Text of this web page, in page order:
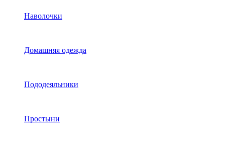
Наволочки
Домашняя одежда
Пододеяльники
Простыни